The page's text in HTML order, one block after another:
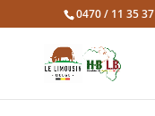
0470 / 11 35 37